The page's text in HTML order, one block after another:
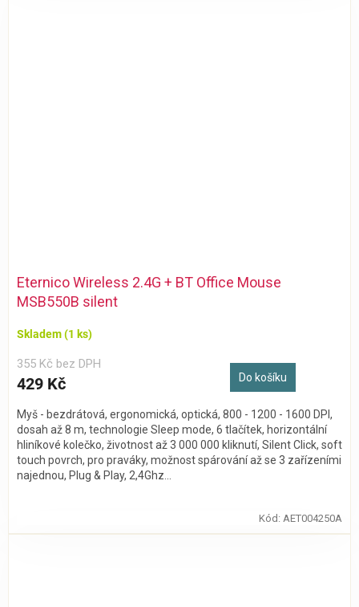
Eternico Wireless 2.4G + BT Office Mouse
MSB550B silent
Skladem(1 ks)
355 Kč bez DPH
429 Kč Do košíku
Myš - bezdrátová, ergonomická, optická, 800 - 1200 - 1600 DPI,
dosah až 8 m, technologie Sleep mode, 6 tlačítek, horizontální
hliníkové kolečko, životnost až 3 000 000 kliknutí, Silent Click, soft
touch povrch, pro praváky, možnost spárování až se 3 zařízeními
najednou, Plug & Play, 2,4Ghz...
Kód: AET004250A